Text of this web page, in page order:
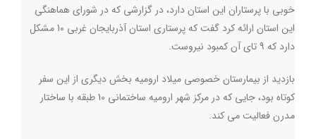
خوبی با پرستاران این استان دارد، در گزارشی که در شورای هماهنگی
این استان ارائه کرد گفت که پرستاری استان آذربایجان غربی 10 مشکل
دارد که 9 تای آن کمبود نیروست.
بازدید از بیمارستان خصوصی میلاد ارومیه بخش دیگری از این سفر
کوتاه بود، جایی که در مرکز شهر ارومیه ساختمانی 10 طبقه با ساختار
مدرن فعالیت می کند.